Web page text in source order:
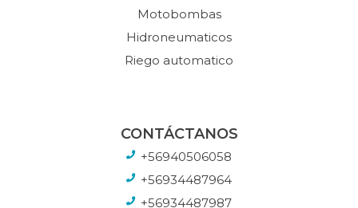
Motobombas
Hidroneumaticos
Riego automatico
CONTÁCTANOS
+56940506058
+56934487964
+56934487987